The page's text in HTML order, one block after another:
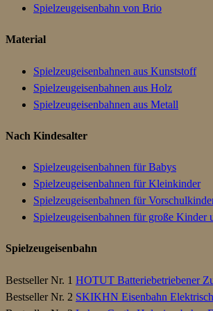
Spielzeugeisenbahn von Brio
Material
Spielzeugeisenbahnen aus Kunststoff
Spielzeugeisenbahnen aus Holz
Spielzeugeisenbahnen aus Metall
Nach Kindesalter
Spielzeugeisenbahnen für Babys
Spielzeugeisenbahnen für Kleinkinder
Spielzeugeisenbahnen für
Spielzeugeisenbahnen für große Kinder
Spielzeugeisenbahn
Bestseller Nr. 1 HOTUT Batteriebetriebener
Bestseller Nr. 2 SKIKHN Eisenbahn